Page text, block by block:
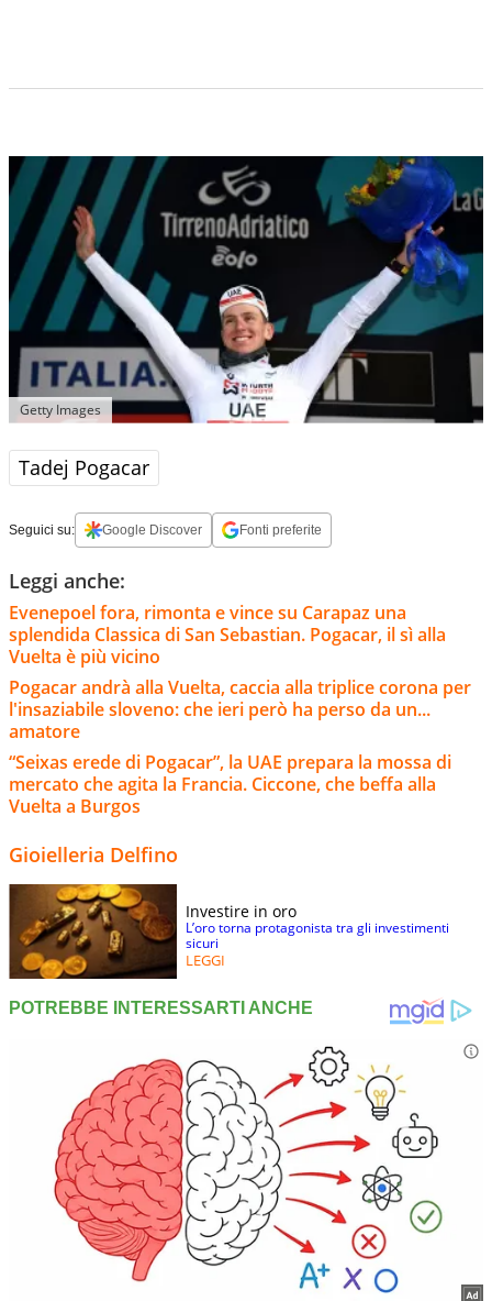
Getty Images
Tadej Pogacar
Seguici su: Google Discover Fonti preferite
Leggi anche:
Evenepoel fora, rimonta e vince su Carapaz una
splendida Classica di San Sebastian. Pogacar, il sì alla
Vuelta è più vicino
Pogacar andrà alla Vuelta, caccia alla triplice corona per
l'insaziabile sloveno: che ieri però ha perso da un...
amatore
“Seixas erede di Pogacar”, la UAE prepara la mossa di
mercato che agita la Francia. Ciccone, che beffa alla
Vuelta a Burgos
Gioielleria Delfino
Investire in oro
L’oro torna protagonista tra gli investimenti
sicuri
LEGGI